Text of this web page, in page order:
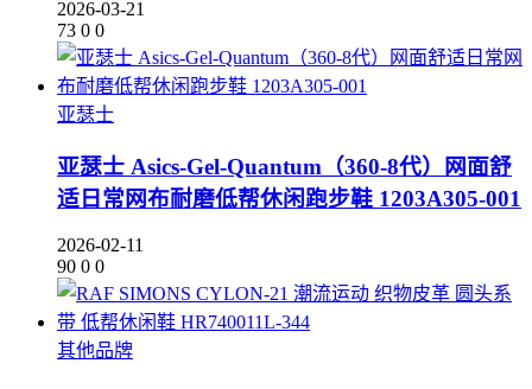
2026-03-21
73 0 0
亚瑟士
亚瑟士 Asics-Gel-Quantum（360-8代）网面舒
适日常网布耐磨低帮休闲跑步鞋 1203A305-001
2026-02-11
90 0 0
其他品牌